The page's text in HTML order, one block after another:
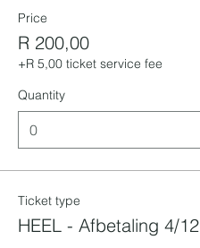
Price
R 200,00
+R 5,00 ticket service fee
Quantity
Ticket type
HEEL - Afbetaling 4/12